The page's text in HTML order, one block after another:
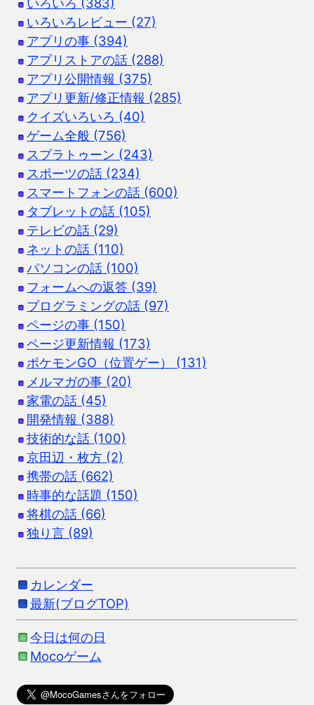
いろいろレビュー (27)
アプリの事 (394)
アプリストアの話 (288)
アプリ公開情報 (375)
アプリ更新/修正情報 (285)
クイズいろいろ (40)
ゲーム全般 (756)
スプラトゥーン (243)
スポーツの話 (234)
スマートフォンの話 (600)
タブレットの話 (105)
テレビの話 (29)
ネットの話 (110)
パソコンの話 (100)
フォームへの返答 (39)
プログラミングの話 (97)
ページの事 (150)
ページ更新情報 (173)
ポケモンGO（位置ゲー） (131)
メルマガの事 (20)
家電の話 (45)
開発情報 (388)
技術的な話 (100)
京田辺・枚方 (2)
携帯の話 (662)
時事的な話題 (150)
将棋の話 (66)
独り言 (89)
カレンダー
最新(ブログTOP)
今日は何の日
Mocoゲーム